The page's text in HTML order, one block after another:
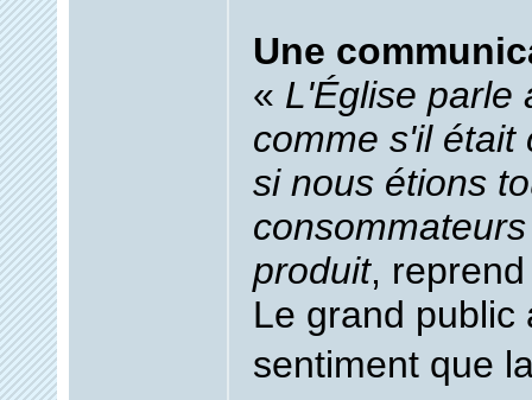
Une
« L'Église parle
comme s'il était
si nous étions
produit,
Le grand public
sentiment que la